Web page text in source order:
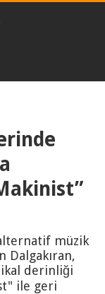
müzik
Dalgakıran,
derinliği
ile geri